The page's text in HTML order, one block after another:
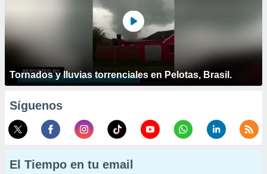
Tornados y lluvias torrenciales en Pelotas, Brasil.
Síguenos
El Tiempo en tu email